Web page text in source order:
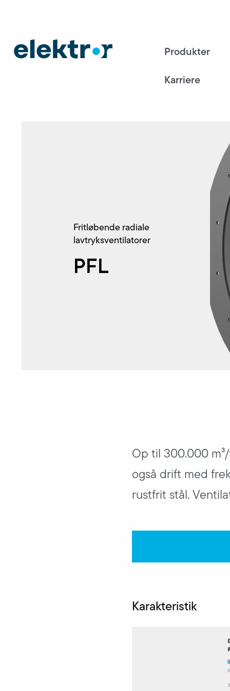
Produkter
Karriere
Fritløbende radiale
lavtryksventilatorer
PFL
Op til 300.000
også drift med
rustfrit stål.
Karakteristik